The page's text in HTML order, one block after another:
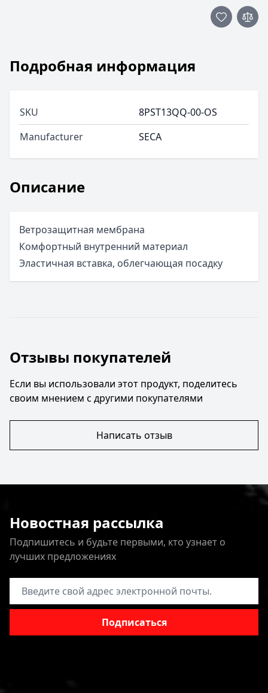
Описание
Ветрозащитная мембрана
Комфортный внутренний материал
Эластичная вставка, облегчающая посадку
Подробная информация
SKU
8PST13QQ-00-OS
Manufacturer
SECA
Отзывы покупателей
Если вы использовали этот продукт, поделитесь
своим мнением с другими покупателями
Написать отзыв
Новостная рассылка
Подпишитесь и будьте первыми, кто узнает о
лучших предложениях
Адрес электронной почты
Подписаться